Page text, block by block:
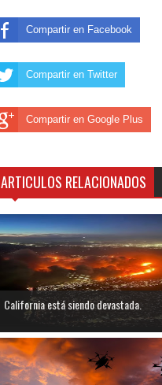
Compartir en Facebook
Compartir en Twitter
Compartir en Google Plus
ARTICULOS RELACIONADOS
California está siendo devastada.